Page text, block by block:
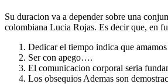
Su duracion va a depender sobre una
colombiana Lucia Rojas. Es decir que, en
Dedicar el tiempo indica que
Ser con apego….
El comunicacion corporal seri­a
Los obsequios Ademas son